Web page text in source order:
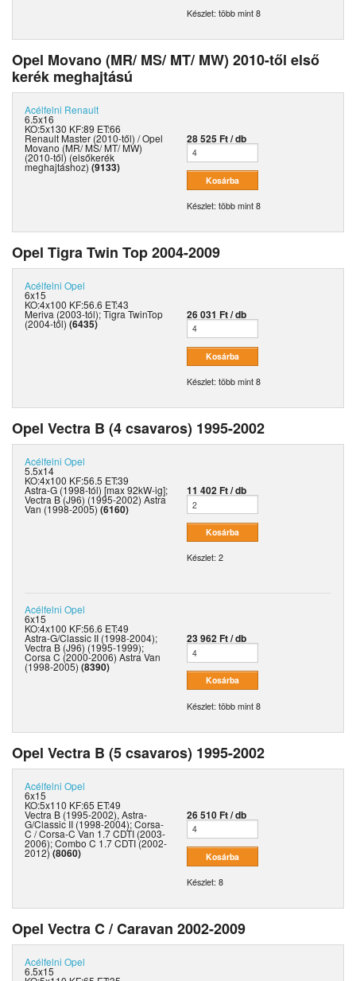
Készlet: több mint 8
Opel Movano (MR/ MS/ MT/ MW) 2010-től első
kerék meghajtású
Acélfelni Renault
6.5x16
KO:5x130 KF:89 ET:66
Renault Master (2010-től) / Opel
Movano (MR/ MS/ MT/ MW)
(2010-től) (elsőkerék
meghajtáshoz) (9133)
28 525 Ft / db
Készlet: több mint 8
Opel Tigra Twin Top 2004-2009
Acélfelni Opel
6x15
KO:4x100 KF:56.6 ET:43
Meriva (2003-tól); Tigra TwinTop
(2004-től) (6435)
26 031 Ft / db
Készlet: több mint 8
Opel Vectra B (4 csavaros) 1995-2002
Acélfelni Opel
5.5x14
KO:4x100 KF:56.5 ET:39
Astra-G (1998-tól) [max 92kW-ig];
Vectra B (J96) (1995-2002) Astra
Van (1998-2005) (6160)
11 402 Ft / db
Készlet: 2
Acélfelni Opel
6x15
KO:4x100 KF:56.6 ET:49
Astra-G/Classic II (1998-2004);
Vectra B (J96) (1995-1999);
Corsa C (2000-2006) Astra Van
(1998-2005) (8390)
23 962 Ft / db
Készlet: több mint 8
Opel Vectra B (5 csavaros) 1995-2002
Acélfelni Opel
6x15
KO:5x110 KF:65 ET:49
Vectra B (1995-2002), Astra-
G/Classic II (1998-2004); Corsa-
C / Corsa-C Van 1.7 CDTI (2003-
2006); Combo C 1.7 CDTI (2002-
2012)(8060)
26 510 Ft / db
Készlet: 8
Opel Vectra C / Caravan 2002-2009
Acélfelni Opel
6.5x15